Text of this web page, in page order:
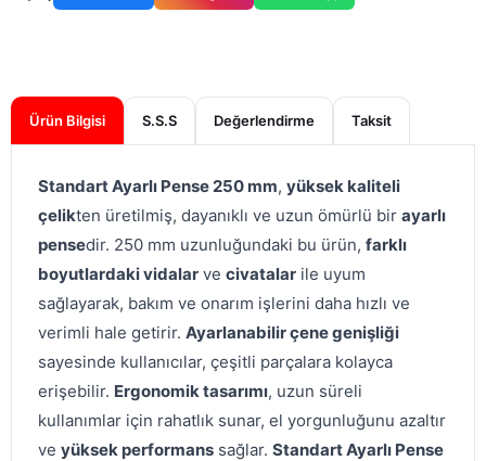
Ürün Bilgisi S.S.S Değerlendirme
Standart Ayarlı Pense 250 mm, yüksek kaliteli
çelikten üretilmiş, dayanıklı ve uzun ömürlü bir ayarlı
pensedir. 250 mm uzunluğundaki bu ürün, farklı
boyutlardaki vidalar ve civatalar ile uyum
sağlayarak, bakım ve onarım işlerini daha hızlı ve
verimli hale getirir. Ayarlanabilir çene genişliği
sayesinde kullanıcılar, çeşitli parçalara kolayca
erişebilir. Ergonomik tasarımı, uzun süreli
kullanımlar için rahatlık sunar, el yorgunluğunu azaltır
ve yüksek performans sağlar. Standart Ayarlı Pense